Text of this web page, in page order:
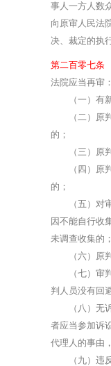
事人一方人数
向原审人民法
决、裁定的执行
第二百零七条
法院应当再审：
（一）有新
（二）原判
的；
（三）原判
（四）原判
的；
（五）对审
因不能自行收
未调查收集的；
（六）原判
（七）审判
判人员没有回
（八）无诉
者应当参加诉
代理人的事由
（九）违反